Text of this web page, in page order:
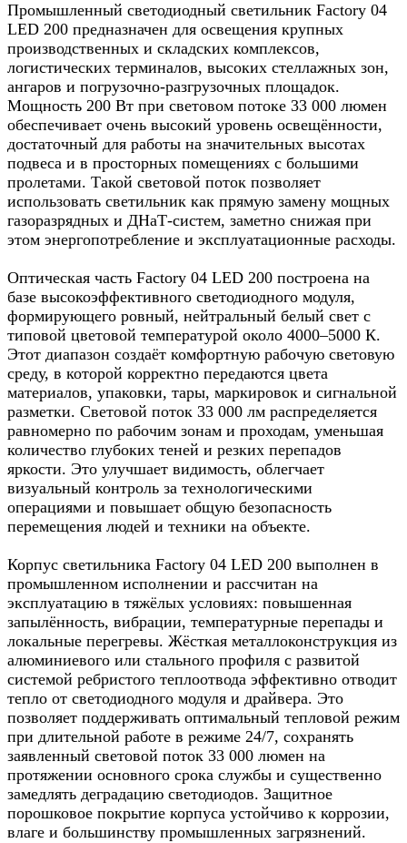
Промышленный светодиодный светильник Factory 04
LED 200 предназначен для освещения крупных
производственных и складских комплексов,
логистических терминалов, высоких стеллажных зон,
ангаров и погрузочно‑разгрузочных площадок.
Мощность 200 Вт при световом потоке 33 000 люмен
обеспечивает очень высокий уровень освещённости,
достаточный для работы на значительных высотах
подвеса и в просторных помещениях с большими
пролетами. Такой световой поток позволяет
использовать светильник как прямую замену мощных
газоразрядных и ДНаТ‑систем, заметно снижая при
этом энергопотребление и эксплуатационные расходы.
Оптическая часть Factory 04 LED 200 построена на
базе высокоэффективного светодиодного модуля,
формирующего ровный, нейтральный белый свет с
типовой цветовой температурой около 4000–5000 К.
Этот диапазон создаёт комфортную рабочую световую
среду, в которой корректно передаются цвета
материалов, упаковки, тары, маркировок и сигнальной
разметки. Световой поток 33 000 лм распределяется
равномерно по рабочим зонам и проходам, уменьшая
количество глубоких теней и резких перепадов
яркости. Это улучшает видимость, облегчает
визуальный контроль за технологическими
операциями и повышает общую безопасность
перемещения людей и техники на объекте.
Корпус светильника Factory 04 LED 200 выполнен в
промышленном исполнении и рассчитан на
эксплуатацию в тяжёлых условиях: повышенная
запылённость, вибрации, температурные перепады и
локальные перегревы. Жёсткая металлоконструкция из
алюминиевого или стального профиля с развитой
системой ребристого теплоотвода эффективно отводит
тепло от светодиодного модуля и драйвера. Это
позволяет поддерживать оптимальный тепловой режим
при длительной работе в режиме 24/7, сохранять
заявленный световой поток 33 000 люмен на
протяжении основного срока службы и существенно
замедлять деградацию светодиодов. Защитное
порошковое покрытие корпуса устойчиво к коррозии,
влаге и большинству промышленных загрязнений.